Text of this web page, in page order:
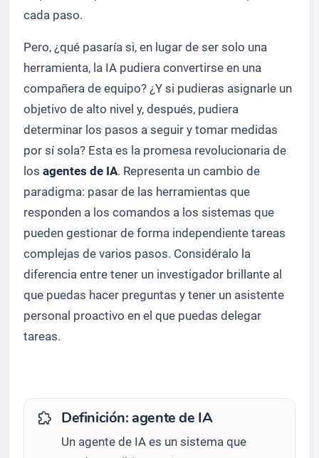
cada paso.
Pero, ¿qué pasaría si, en lugar de ser solo una
herramienta, la IA pudiera convertirse en una
compañera de equipo? ¿Y si pudieras asignarle un
objetivo de alto nivel y, después, pudiera
determinar los pasos a seguir y tomar medidas
por sí sola? Esta es la promesa revolucionaria de
los agentes de IA. Representa un cambio de
paradigma: pasar de las herramientas que
responden a los comandos a los sistemas que
pueden gestionar de forma independiente tareas
complejas de varios pasos. Considéralo la
diferencia entre tener un investigador brillante al
que puedas hacer preguntas y tener un asistente
personal proactivo en el que puedas delegar
tareas.
Definición: agente de IA
Un agente de IA es un sistema que